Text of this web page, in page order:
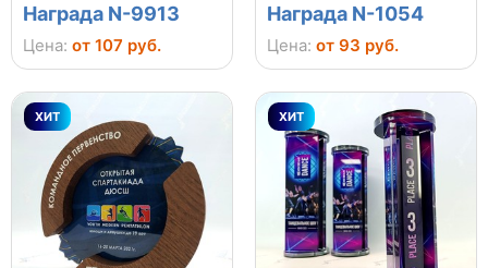
Награда N-9913
Цена: от 107 руб.
Награда N-1054
Цена: от 93 руб.
ХИТ ХИТ